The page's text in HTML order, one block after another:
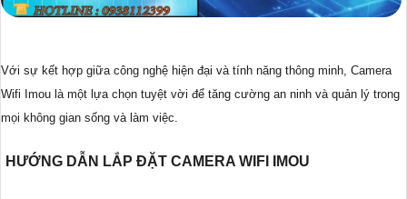
Với sự kết hợp giữa công nghệ hiện đại và tính năng thông minh, Camera
Wifi Imou là một lựa chọn tuyệt vời để tăng cường an ninh và quản lý trong
mọi không gian sống và làm việc.
HƯỚNG DẪN LẮP ĐẶT CAMERA WIFI IMOU